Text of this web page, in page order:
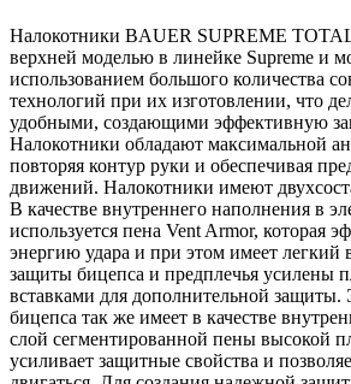
Налокотники BAUER SUPREME
верхней моделью в линейке Supreme и
использованием большого количества
технологий при их изготовлении, что
удобными, создающими эффективную
Налокотники обладают максимальной
повторяя контур руки и обеспечивая
движений. Налокотники имеют
В качестве внутреннего наполнения в
используется пена Vent Armor, которая
энергию удара и при этом имеет легкий
защиты бицепса и предплечья усилены
вставками для дополнительной
бицепса так же имеет в качестве
слой сегментированной пены высокой
усиливает защитные свойства и